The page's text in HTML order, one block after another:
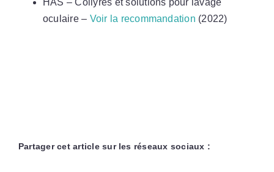
HAS – Collyres et solutions pour lavage
oculaire – Voir la recommandation (2022)
Partager cet article sur les réseaux sociaux :